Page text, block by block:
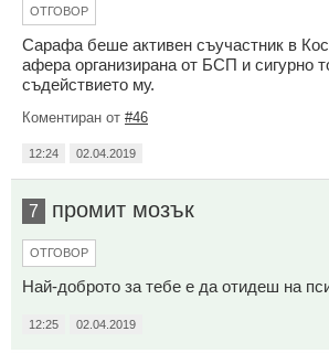
ОТГОВОР
Сарафа беше активен съучастник в
афера организирана от БСП и сигурно
съдействието му.
Коментиран от #46
12:24 02.04.2019
7 промит мозък
ОТГОВОР
Най-доброто за тебе е да отидеш на
12:25 02.04.2019